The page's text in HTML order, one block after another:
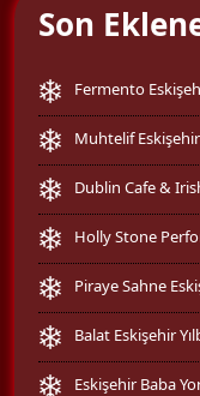
Son
Fermento
Muhtelif Eskişehir
Dublin Cafe &
Holly Stone
Piraye Sahne
Balat Eskişehir
Eskişehir Baba